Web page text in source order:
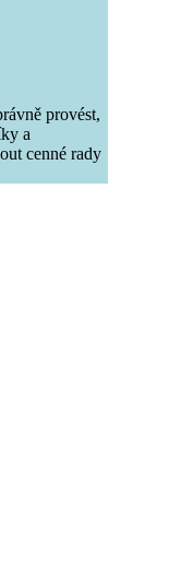
provést,
a
cenné rady